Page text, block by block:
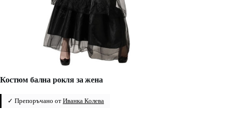
Костюм бална рокля за жена
✓ Препоръчано от Иванка Колева